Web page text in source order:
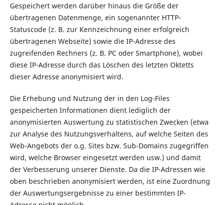
Gespeichert werden darüber hinaus die Größe der
übertragenen Datenmenge, ein sogenannter HTTP-
Statuscode (z. B. zur Kennzeichnung einer erfolgreich
übertragenen Webseite) sowie die IP-Adresse des
zugreifenden Rechners (z. B. PC oder Smartphone), wobei
diese IP-Adresse durch das Löschen des letzten Oktetts
dieser Adresse anonymisiert wird.
Die Erhebung und Nutzung der in den Log-Files
gespeicherten Informationen dient lediglich der
anonymisierten Auswertung zu statistischen Zwecken (etwa
zur Analyse des Nutzungsverhaltens, auf welche Seiten des
Web-Angebots der o.g. Sites bzw. Sub-Domains zugegriffen
wird, welche Browser eingesetzt werden usw.) und damit
der Verbesserung unserer Dienste. Da die IP-Adressen wie
oben beschrieben anonymisiert werden, ist eine Zuordnung
der Auswertungsergebnisse zu einer bestimmten IP-